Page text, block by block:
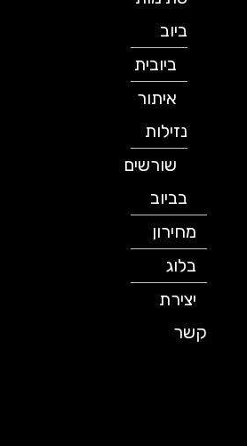
ביובית
איתור
נזילות
שורשים
בביוב
מחירון
יצירת
קשר